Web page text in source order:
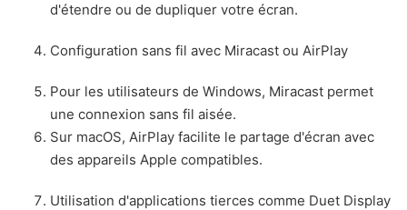
d'étendre ou de dupliquer votre écran.
Configuration sans fil avec Miracast ou AirPlay
Pour les utilisateurs de Windows, Miracast permet
une connexion sans fil aisée.
Sur macOS, AirPlay facilite le partage d'écran avec
des appareils Apple compatibles.
Utilisation d'applications tierces comme Duet Display